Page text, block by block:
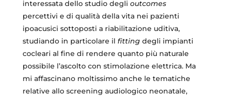
interessata dello studio degli outcomes
percettivi e di qualità della vita nei pazienti
ipoacusici sottoposti a riabilitazione uditiva,
studiando in particolare il fitting degli impianti
cocleari al fine di rendere quanto più naturale
possibile l’ascolto con stimolazione elettrica. Ma
mi affascinano moltissimo anche le tematiche
relative allo screening audiologico neonatale,